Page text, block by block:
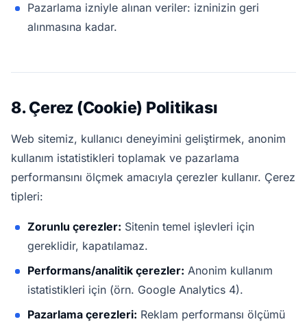
Pazarlama izniyle alınan veriler: izninizin geri
alınmasına kadar.
8. Çerez (Cookie) Politikası
Web sitemiz, kullanıcı deneyimini geliştirmek, anonim
kullanım istatistikleri toplamak ve pazarlama
performansını ölçmek amacıyla çerezler kullanır. Çerez
tipleri:
Zorunlu çerezler: Sitenin temel işlevleri için
gereklidir, kapatılamaz.
Performans/analitik çerezler: Anonim kullanım
istatistikleri için (örn. Google Analytics 4).
Pazarlama çerezleri: Reklam performansı ölçümü